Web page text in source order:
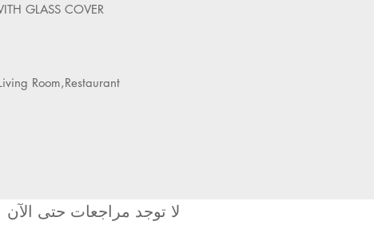
COVER
لا توجد مراجعات حتى الآن